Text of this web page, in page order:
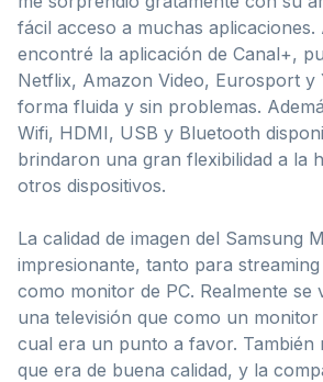
fácil acceso a muchas aplicaciones.
encontré la aplicación de Canal+,
Netflix, Amazon Video, Eurosport y
forma fluida y sin problemas.
Wifi, HDMI, USB y Bluetooth
brindaron una gran flexibilidad a la
otros dispositivos.
La calidad de imagen del Samsung
impresionante, tanto para
como monitor de PC. Realmente se
una televisión que como un
cual era un punto a favor. También
que era de buena calidad, y la